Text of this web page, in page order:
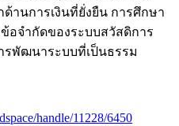
านการเงินที่ยั่งยืน การศึกษา
อจำกัดของระบบสวัสดิการ
พัฒนาระบบที่เป็นธรรม
handle/11228/6450